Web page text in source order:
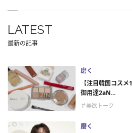
LATEST
最新の記事
磨く
【注目韓国コス
御用達2aN...
＃美欲トーク
磨く